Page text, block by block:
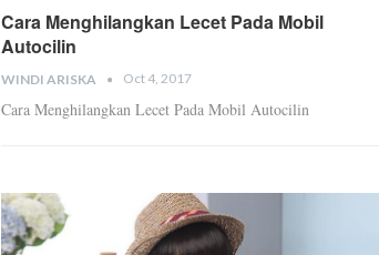
Cara Menghilangkan Lecet Pada Mobil
Autocilin
WINDI ARISKA Oct 4, 2017
Cara Menghilangkan Lecet Pada Mobil Autocilin